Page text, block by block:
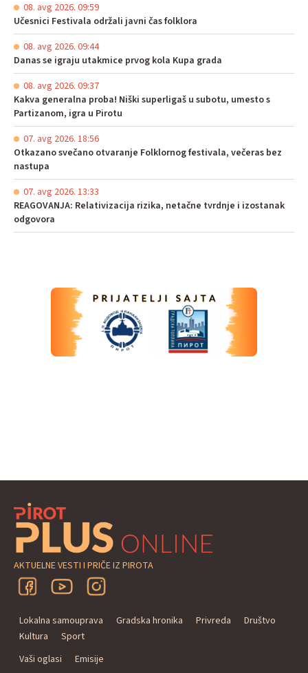
08. avg 2026. 09:59
Učesnici Festivala održali javni čas folklora
08. avg 2026. 09:44
Danas se igraju utakmice prvog kola Kupa grada
08. avg 2026. 09:37
Kakva generalna proba! Niški superligaš u subotu, umesto s
Partizanom, igra u Pirotu
07. avg 2026. 18:56
Otkazano svečano otvaranje Folklornog festivala, večeras bez
nastupa
07. avg 2026. 13:33
REAGOVANJA: Relativizacija rizika, netačne tvrdnje i izostanak
odgovora
AKTUELNE VESTI I PRIČE IZ PIROTA
Lokalna samouprava Gradska hronika Privreda
Društvo
Kultura
Sport
Vaši oglasi
Emisije